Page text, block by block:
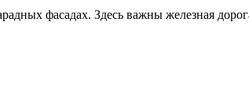
фасадах. Здесь важны железная